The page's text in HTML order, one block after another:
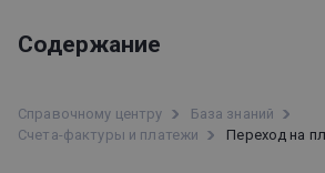
Содержание
Первые шаги
Счета-фактуры и платежи
Справочному центру
База знаний
Счета-фактуры и платежи
Переход на